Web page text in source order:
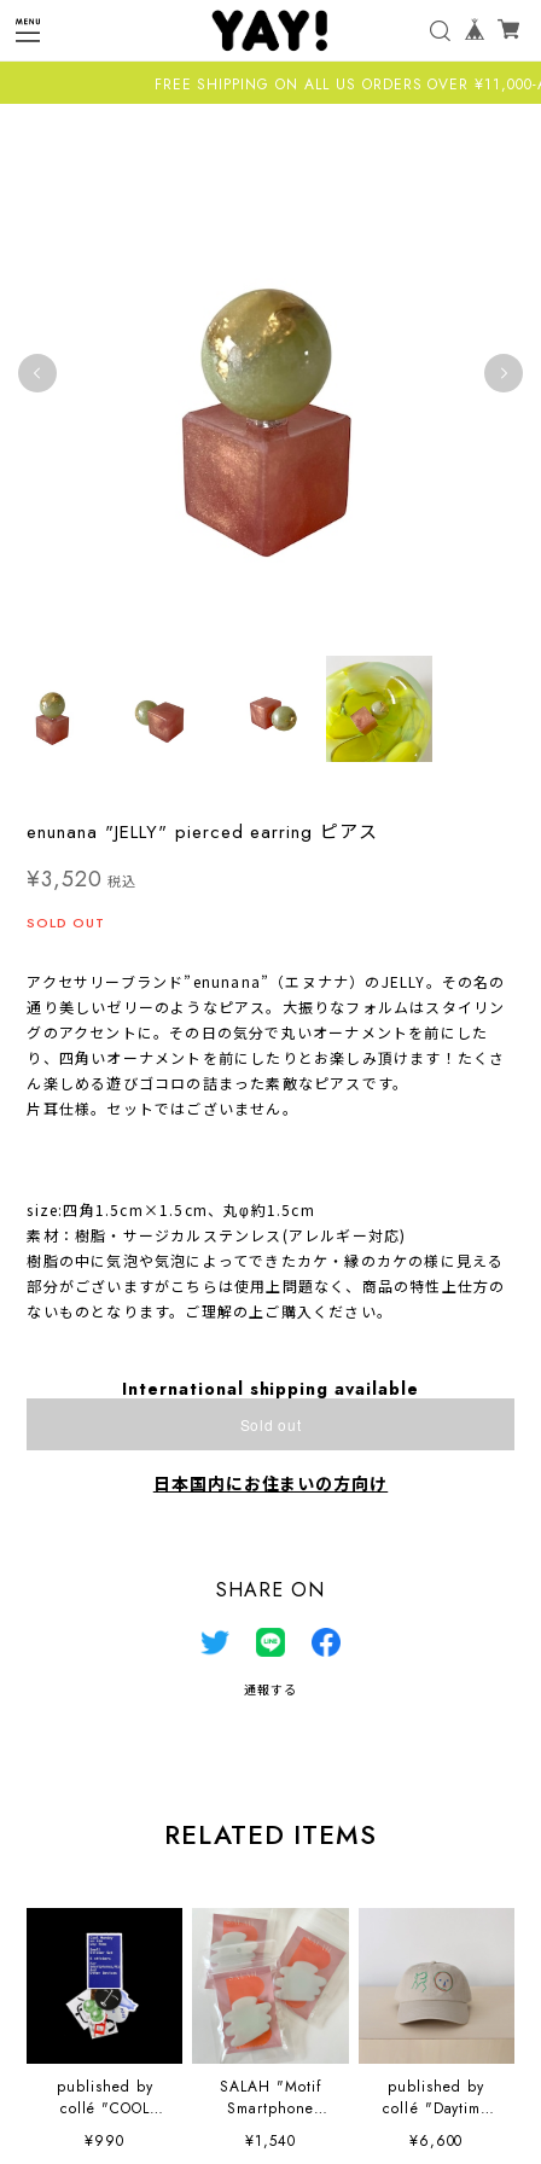
FREE SHIPPING ON ALL US ORDERS OVER ¥11,000-
enunana "JELLY" pierced earring ピアス
¥3,520 税込
SOLD OUT
アクセサリーブランド”enunana”（エヌナナ）のJELLY。その名の
通り美しいゼリーのようなピアス。大振りなフォルムはスタイリン
グのアクセントに。その日の気分で丸いオーナメントを前にした
り、四角いオーナメントを前にしたりとお楽しみ頂けます！たくさ
ん楽しめる遊びゴコロの詰まった素敵なピアスです。
片耳仕様。セットではございません。
size:四角1.5cm×1.5cm、丸φ約1.5cm
素材：樹脂・サージカルステンレス(アレルギー対応)
樹脂の中に気泡や気泡によってできたカケ・縁のカケの様に見える
部分がございますがこちらは使用上問題なく、商品の特性上仕方の
ないものとなります。ご理解の上ご購入ください。
International shipping available
Sold out
日本国内にお住まいの方向け
SHARE ON
通報する
RELATED ITEMS
published by
collé "COOL
MONDAY ON
THE WAY HOME
¥990
SALAH "Motif
Smartphone
Grip" スマホグリ
ップ
¥1,540
published by
collé "Daytime
Dance cap" 山口
崇多
¥6,600